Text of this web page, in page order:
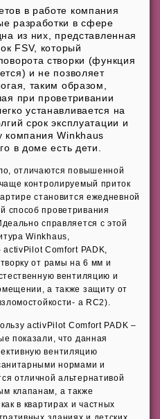
в работе компания
разработки в сфере
из них, представленная
FSV, который
створки (функция
и не позволяет
таким образом,
при проветривании
устанавливается на
срок эксплуатации и
компания Winkhaus
в доме есть дети.
отличаются повышенной
контролируемый приток
становится ежедневной
способ проветривания
справляется с этой
Winkhaus,
activPilot Comfort PADK,
от рамы на 6 мм и
вентиляцию и
а также защиту от
а RC2).
activPilot Comfort PADK –
показали, что данная
вентиляцию
нормами и
отличной альтернативой
клапанам, а также
в квартирах и частных